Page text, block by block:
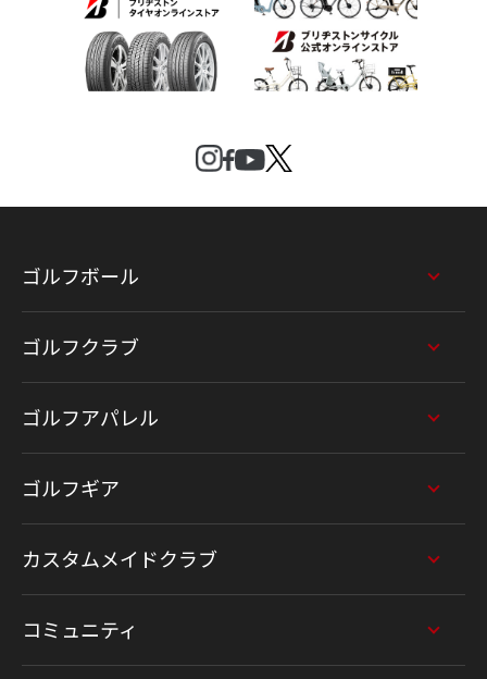
ゴルフボール
ゴルフクラブ
ゴルフアパレル
ゴルフギア
カスタムメイドクラブ
コミュニティ